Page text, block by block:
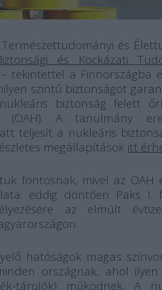
és
és Kockázati
a Finnországba
szintű biztonságot
biztonság felett
(OAH). A tanulmány
teljesít a nukleáris
megállapítások itt
fontosnak, mivel az
eddig döntően Paks I.
az elmúlt
hatóságok magas
országnak, ahol
tárolók) működnek. A